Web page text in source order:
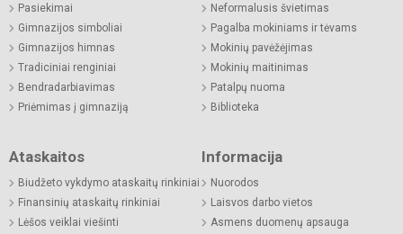
Pasiekimai
Gimnazijos simboliai
Gimnazijos himnas
Tradiciniai renginiai
Bendradarbiavimas
Priėmimas į gimnaziją
Neformalusis švietimas
Pagalba mokiniams ir tėvams
Mokinių pavėžėjimas
Mokinių maitinimas
Patalpų nuoma
Biblioteka
Ataskaitos
Biudžeto vykdymo ataskaitų rinkiniai
Finansinių ataskaitų rinkiniai
Lėšos veiklai viešinti
Informacija
Nuorodos
Laisvos darbo vietos
Asmens duomenų apsauga